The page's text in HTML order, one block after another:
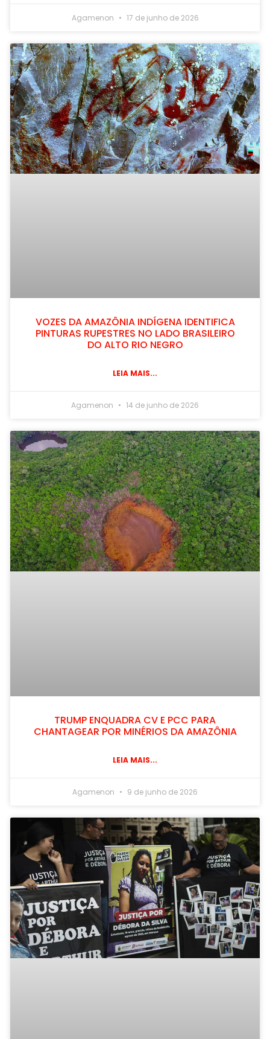
Agamenon 17 de junho de 2026
VOZES DA AMAZÔNIA INDÍGENA IDENTIFICA
PINTURAS RUPESTRES NO LADO BRASILEIRO
DO ALTO RIO NEGRO
LEIA MAIS...
Agamenon 14 de junho de 2026
TRUMP ENQUADRA CV E PCC PARA
CHANTAGEAR POR MINÉRIOS DA AMAZÔNIA
LEIA MAIS...
Agamenon 9 de junho de 2026